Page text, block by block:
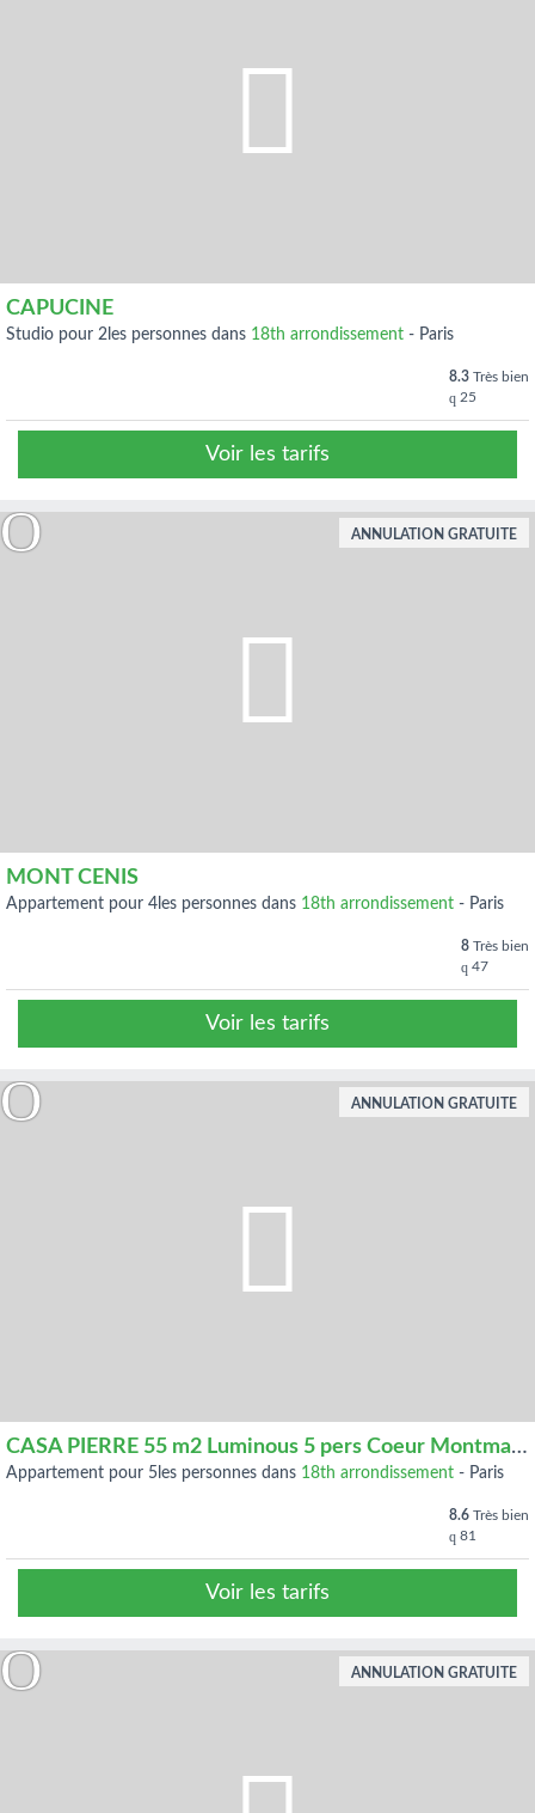
CAPUCINE
studio pour 2les personnes dans 18th arrondissement - Paris
8.3 Très bien
25
Voir les tarifs
MONT CENIS
appartement pour 4les personnes dans 18th arrondissement - Paris
8 Très bien
47
Voir les tarifs
ANNULATION GRATUITE
CASA PIERRE 55 m2 Luminous 5 pers Coeur Montmartre
appartement pour 5les personnes dans 18th arrondissement - Paris
8.6 Très bien
81
Voir les tarifs
ANNULATION GRATUITE
ANNULATION GRATUITE